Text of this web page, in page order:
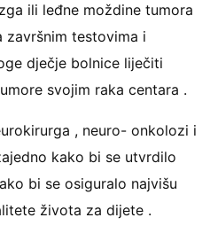
ili leđne moždine tumora
završnim testovima i
dječje bolnice liječiti
svojim raka centara .
, neuro- onkolozi i
kako bi se utvrdilo
bi se osiguralo najvišu
života za dijete .